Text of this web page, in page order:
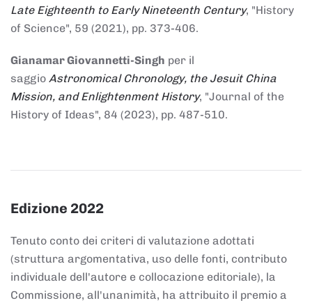
Late Eighteenth to Early Nineteenth Century, "History
of Science", 59 (2021), pp. 373-406.
Gianamar Giovannetti-Singh per il
saggio Astronomical Chronology, the Jesuit China
Mission, and Enlightenment History, "Journal of the
History of Ideas", 84 (2023), pp. 487-510.
Edizione 2022
Tenuto conto dei criteri di valutazione adottati
(struttura argomentativa, uso delle fonti, contributo
individuale dell'autore e collocazione editoriale), la
Commissione, all'unanimità, ha attribuito il premio a